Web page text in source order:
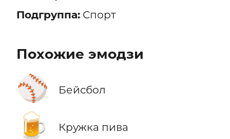
Подгруппа:Спорт
Похожие эмодзи
⚾ Бейсбол
🍺 Кружка пива